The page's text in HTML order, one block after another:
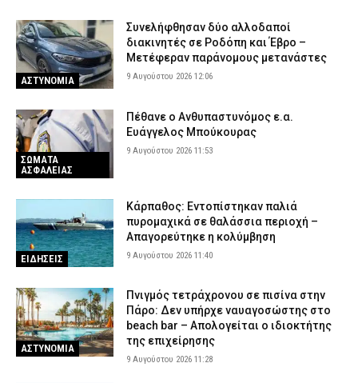
ΑΣΤΥΝΟΜΙΑ
Συνελήφθησαν δύο αλλοδαποί
διακινητές σε Ροδόπη και Έβρο –
Μετέφεραν παράνομους μετανάστες
9 Αυγούστου 2026 12:06
ΣΩΜΑΤΑ
ΑΣΦΑΛΕΙΑΣ
Πέθανε ο Ανθυπαστυνόμος ε.α.
Ευάγγελος Μπούκουρας
9 Αυγούστου 2026 11:53
ΕΙΔΗΣΕΙΣ
Κάρπαθος: Εντοπίστηκαν παλιά
πυρομαχικά σε θαλάσσια περιοχή –
Απαγορεύτηκε η κολύμβηση
9 Αυγούστου 2026 11:40
ΑΣΤΥΝΟΜΙΑ
Πνιγμός τετράχρονου σε πισίνα στην
Πάρο: Δεν υπήρχε ναυαγοσώστης στο
beach bar – Απολογείται ο ιδιοκτήτης
της επιχείρησης
9 Αυγούστου 2026 11:28